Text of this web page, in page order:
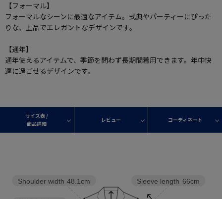
【フォーマル】
フォーマルなシーンに最適なアイテム。式典やパーティーにぴった
りな、上品でエレガントなデザインです。
【通年】
通年使えるアイテムで、季節を問わず長期間着用できます。年中快
適に過ごせるデザインです。
サイズ表 /
商品詳細
レビュー コーディネート
Sleeve length 66cm
Shoulder width 48.1cm